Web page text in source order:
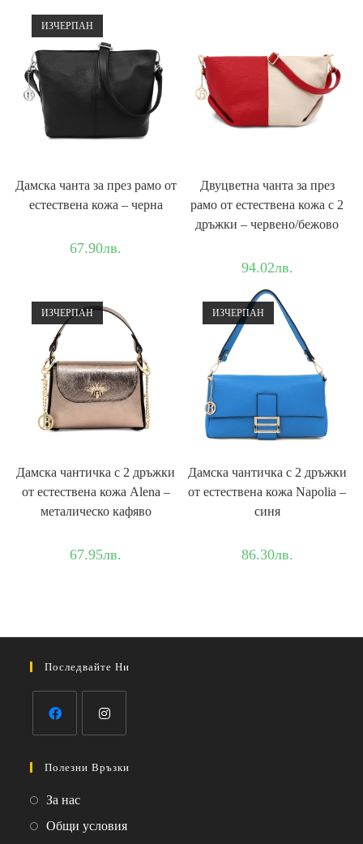
ИЗЧЕРПАН
Дамска чантa за през рамо от
естествена кожа – черна
67.90лв.
Двуцветна чанта за през
рамо от естествена кожа с 2
дръжки – червено/бежово
94.02лв.
ИЗЧЕРПАН
Дамска чантичка с 2 дръжки
от естествена кожа Alena –
металическо кафяво
67.95лв.
ИЗЧЕРПАН
Дамска чантичка с 2 дръжки
от естествена кожа Napolia –
синя
86.30лв.
Последвайте Ни
in
new
tab
in
tab
Полезни Връзки
За насOpens
Общи условияOpens